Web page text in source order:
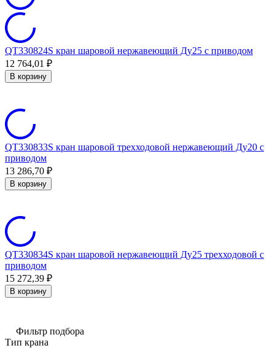
QT330824S кран шаровой нержавеющий Ду25 с приводом
12 764,01 ₽
В корзину
QT330833S кран шаровой трехходовой нержавеющий Ду20 с
приводом
13 286,70 ₽
В корзину
QT330834S кран шаровой нержавеющий Ду25 трехходовой с
приводом
15 272,39 ₽
В корзину
Фильтр подбора
Тип крана